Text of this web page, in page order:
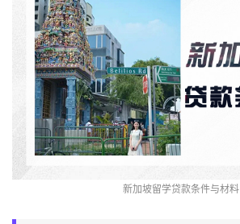
新加坡留学贷款条件与材料